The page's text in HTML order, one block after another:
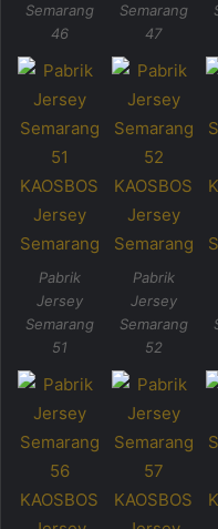
Semarang
46
Semarang
47
Pabrik
Jersey
Semarang
51
Pabrik
Jersey
Semarang
52